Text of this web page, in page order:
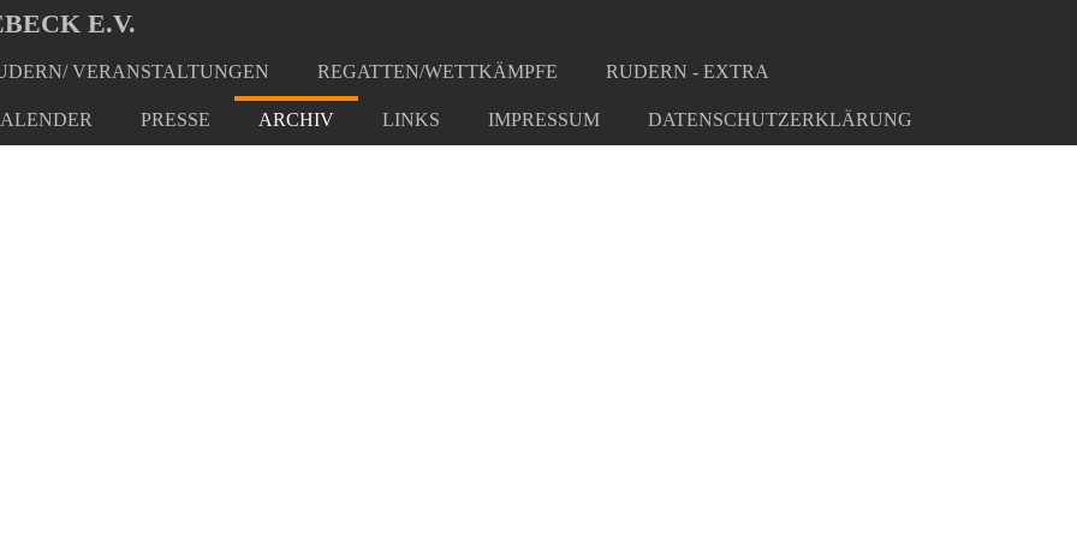
E.V.
VERANSTALTUNGEN REGATTEN/WETTKÄMPFE RUDERN - EXTRA
PRESSE ARCHIV LINKS IMPRESSUM DATENSCHUTZERKLÄRUNG